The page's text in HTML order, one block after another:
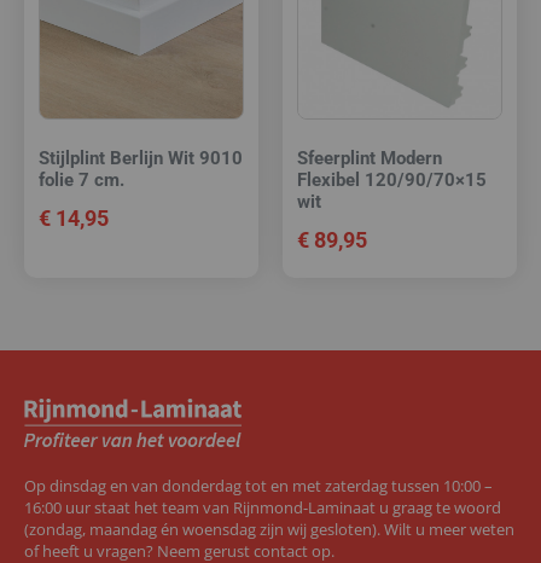
Stijlplint Berlijn Wit 9010
folie 7 cm.
€ 14,95
Sfeerplint Modern
Flexibel 120/90/70×15
wit
€ 89,95
Op dinsdag en van donderdag tot en met zaterdag tussen 10:00 –
16:00 uur staat het team van Rijnmond-Laminaat u graag te woord
(zondag, maandag én woensdag zijn wij gesloten). Wilt u meer weten
of heeft u vragen? Neem gerust contact op.